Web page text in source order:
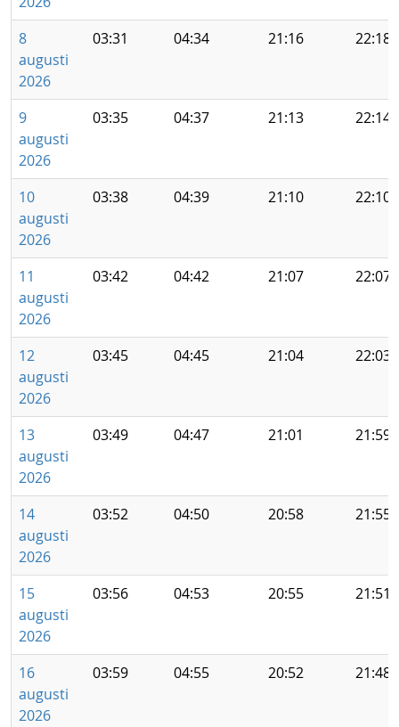
8
augusti
2026
03:31 04:34 21:16 22:18
9
augusti
2026
03:35 04:37 21:13 22:14
10
augusti
2026
03:38 04:39 21:10 22:10
11
augusti
2026
03:42 04:42 21:07 22:07
12
augusti
2026
03:45 04:45 21:04 22:03
13
augusti
2026
03:49 04:47 21:01 21:59
14
augusti
2026
03:52 04:50 20:58 21:55
15
augusti
2026
03:56 04:53 20:55 21:51
16
augusti
2026
03:59 04:55 20:52 21:48